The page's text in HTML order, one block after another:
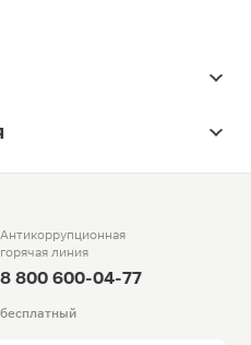
Антикоррупционная
горячая линия
8 800 600-04-77